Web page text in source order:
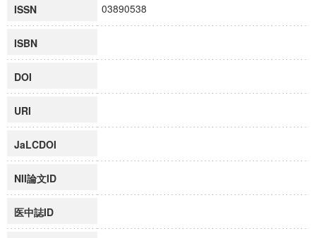
ISSN 03890538
ISBN
DOI
URI
JaLCDOI
NII論文ID
医中誌ID